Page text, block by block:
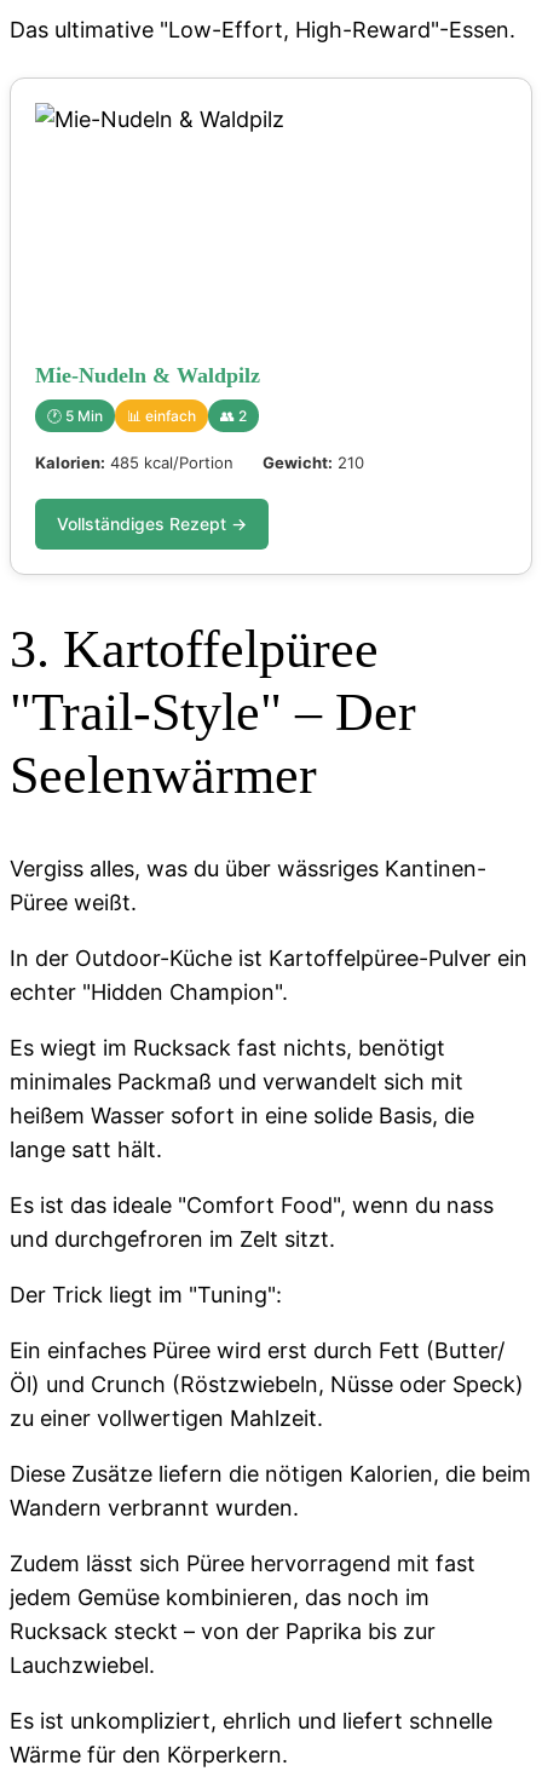
Das ultimative "Low-Effort, High-Reward"-Essen.
Mie-Nudeln & Waldpilz
🕐 5 Min 📊 einfach 👥 2
Kalorien: 485 kcal/Portion Gewicht: 210
Vollständiges Rezept →
3. Kartoffelpüree
"Trail-Style" – Der
Seelenwärmer
Vergiss alles, was du über wässriges Kantinen-
Püree weißt.
In der Outdoor-Küche ist Kartoffelpüree-Pulver ein
echter "Hidden Champion".
Es wiegt im Rucksack fast nichts, benötigt
minimales Packmaß und verwandelt sich mit
heißem Wasser sofort in eine solide Basis, die
lange satt hält.
Es ist das ideale "Comfort Food", wenn du nass
und durchgefroren im Zelt sitzt.
Der Trick liegt im "Tuning":
Ein einfaches Püree wird erst durch Fett (Butter/
Öl) und Crunch (Röstzwiebeln, Nüsse oder Speck)
zu einer vollwertigen Mahlzeit.
Diese Zusätze liefern die nötigen Kalorien, die beim
Wandern verbrannt wurden.
Zudem lässt sich Püree hervorragend mit fast
jedem Gemüse kombinieren, das noch im
Rucksack steckt – von der Paprika bis zur
Lauchzwiebel.
Es ist unkompliziert, ehrlich und liefert schnelle
Wärme für den Körperkern.